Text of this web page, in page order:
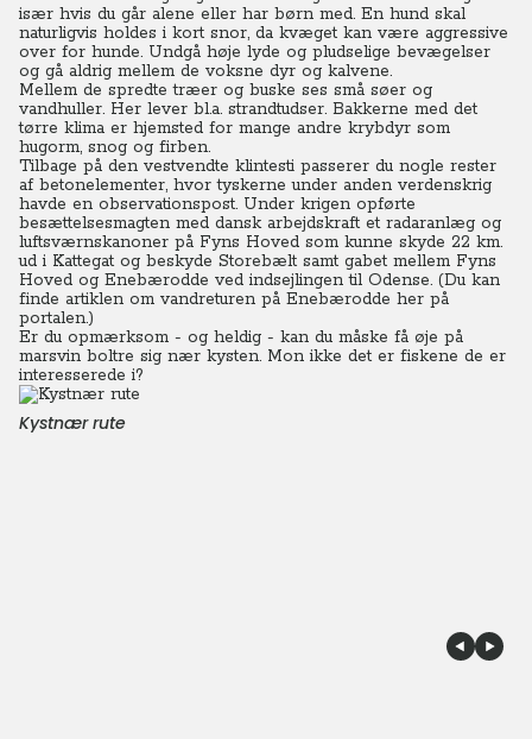
især hvis du går alene eller har børn med. En hund skal
naturligvis holdes i kort snor, da kvæget kan være aggressive
over for hunde. Undgå høje lyde og pludselige bevægelser
og gå aldrig mellem de voksne dyr og kalvene.
Mellem de spredte træer og buske ses små søer og
vandhuller. Her lever bl.a. strandtudser. Bakkerne med det
tørre klima er hjemsted for mange andre krybdyr som
hugorm, snog og firben.
Tilbage på den vestvendte klintesti passerer du nogle rester
af betonelementer, hvor tyskerne under anden verdenskrig
havde en observationspost. Under krigen opførte
besættelsesmagten med dansk arbejdskraft et radaranlæg og
luftsværnskanoner på Fyns Hoved som kunne skyde 22 km.
ud i Kattegat og beskyde Storebælt samt gabet mellem Fyns
Hoved og Enebærodde ved indsejlingen til Odense. (Du kan
finde artiklen om vandreturen på Enebærodde her på
portalen.)
Er du opmærksom - og heldig - kan du måske få øje på
marsvin boltre sig nær kysten. Mon ikke det er fiskene de er
interesserede i?
Kystnær rute